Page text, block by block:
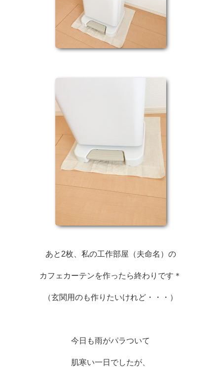
あと2枚、私の工作部屋（夫命名）の
カフェカーテンを作ったら終わりです＊
（玄関用のも作りたいけれど・・・）
今日も雨がパラついて
肌寒い一日でしたが、